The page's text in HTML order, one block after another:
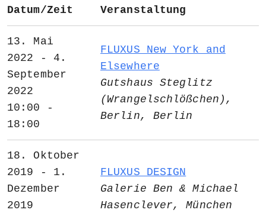
Datum/Zeit Veranstaltung
13. Mai
2022 - 4.
September
2022
10:00 -
18:00
FLUXUS New York and
Elsewhere
Gutshaus Steglitz
(Wrangelschlößchen),
Berlin, Berlin
18. Oktober
2019 - 1.
Dezember
2019
FLUXUS DESIGN
Galerie Ben & Michael
Hasenclever, München